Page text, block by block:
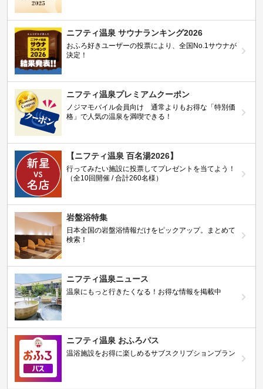
ニフティ温泉 サウナランキング2026
おふろ好きユーザーの投票により、全国No.1サウナが
決定！
ニフティ温泉プレミアムクーポン
ノジマモバイル会員向け 通常よりもお得な「特別価
格」で人気の温泉を満喫できる！
【ニフティ温泉 百名湯2026】
行ってみたい施設に投票してプレゼントを当てよう！
（全10回開催 / 合計260名様）
岩盤浴特集
日本全国の岩盤浴情報だけをピックアップ。まとめて
検索！
ニフティ温泉ニュース
温泉にもっと行きたくなる！お得な情報を掲載中
ニフティ温泉 おふろパス
温浴施設をお得に楽しめるサブスクリプションプラン